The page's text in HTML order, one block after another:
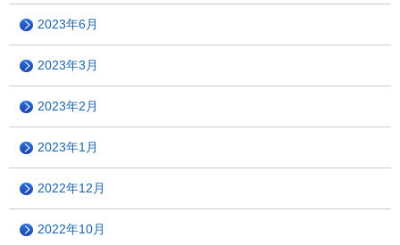
2023年6月
2023年3月
2023年2月
2023年1月
2022年12月
2022年10月